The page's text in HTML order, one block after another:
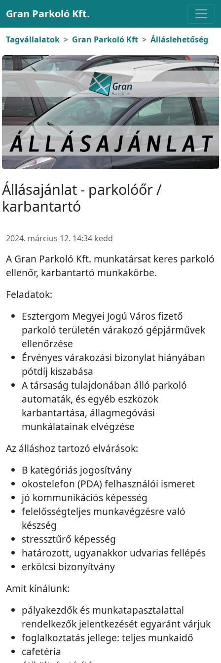
Gran Parkoló Kft.
Tagvállalatok Gran Parkoló Kft Álláslehetőség
Állásajánlat - parkolóőr /
karbantartó
2024. március 12. 14:34 kedd
A Gran Parkoló Kft. munkatársat keres parkoló
ellenőr, karbantartó munkakörbe.
Feladatok:
Esztergom Megyei Jogú Város fizető
parkoló területén várakozó gépjárművek
ellenőrzése
Érvényes várakozási bizonylat hiányában
pótdíj kiszabása
A társaság tulajdonában álló parkoló
automaták, és egyéb eszközök
karbantartása, állagmegóvási
munkálatainak elvégzése
Az álláshoz tartozó elvárások:
B kategóriás jogosítvány
okostelefon (PDA) felhasználói ismeret
jó kommunikációs képesség
felelősségteljes munkavégzésre való
készség
stressztűrő képesség
határozott, ugyanakkor udvarias fellépés
erkölcsi bizonyítvány
Amit kínálunk:
pályakezdők és munkatapasztalattal
rendelkezők jelentkezését egyaránt várjuk
foglalkoztatás jellege: teljes munkaidő
cafetéria